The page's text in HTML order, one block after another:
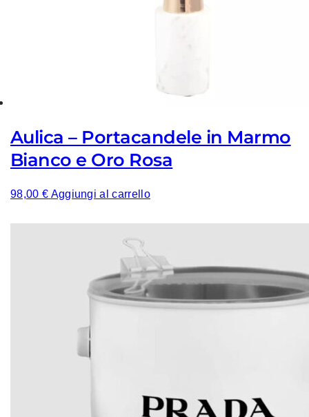
Aulica – Portacandele in Marmo
Bianco e Oro Rosa
98,00 € Aggiungi al carrello